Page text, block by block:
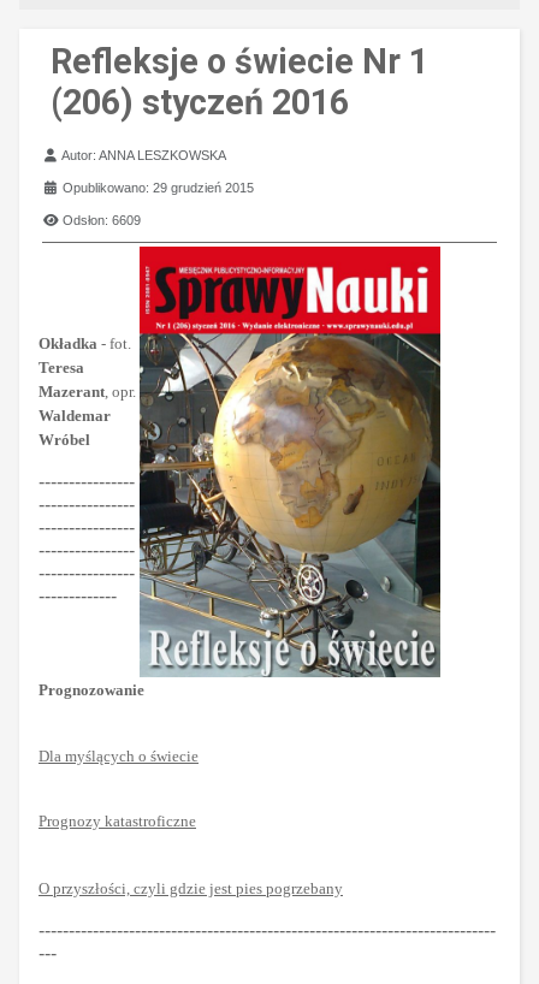
Refleksje o świecie Nr 1
(206) styczeń 2016
Szczegóły
Autor:ANNA LESZKOWSKA
Opublikowano: 29 grudzień 2015
Odsłon: 6609
Okładka - fot.
Teresa
Mazerant, opr.
Waldemar
Wróbel
----------------
----------------
----------------
----------------
----------------
-------------
Prognozowanie
Dla myślących o świecie
Prognozy katastroficzne
O przyszłości, czyli gdzie jest pies pogrzebany
----------------------------------------------------------------------------
---